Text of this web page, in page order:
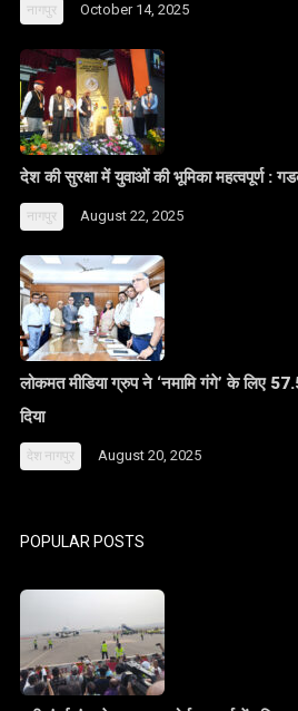
नागपुर October 14, 2025
देश की सुरक्षा में युवाओं की भूमिका महत्वपूर्ण :
नागपुर August 22, 2025
लोकमत मीडिया ग्रुप ने ‘नमामि गंगे’ के लिए
दिया
देश नागपुर August 20, 2025
POPULAR POSTS